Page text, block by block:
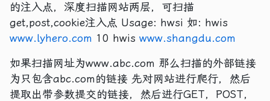
的注入点，深度扫描网站两层，可扫描
get,post,cookie注入点 Usage: hwsi 如: hwis
www.lyhero.com 10 hwis www.shangdu.com
如果扫描网址为www.abc.com 那么扫描的外部链接
为只包含abc.com的链接 先对网站进行爬行，然后
提取出带参数提交的链接，然后进行GET，POST，